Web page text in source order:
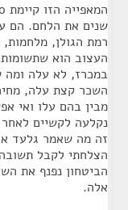
שנים את הלחם. הם
רמת הגולן, מלחמות,
העצוב הוא
במכרז, לא עלה ומה
השכר קצת עלה,
מבין בהם עלו ואי
נקלעה לקשיים
זה מה שאמר גלעד
הצלחתי לקבל
הביטחון נפנף את
אלה.